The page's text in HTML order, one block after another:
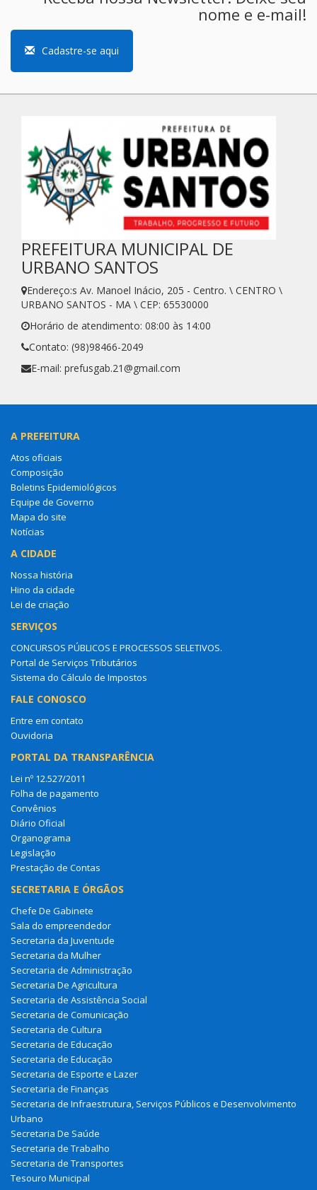
nome e e-mail!
Cadastre-se aqui
PREFEITURA MUNICIPAL DE
URBANO SANTOS
Endereço:s Av. Manoel Inácio, 205 - Centro. \ CENTRO \
URBANO SANTOS - MA \ CEP: 65530000
Horário de atendimento: 08:00 às 14:00
Contato: (98)98466-2049
E-mail: prefusgab.21@gmail.com
A PREFEITURA
Atos oficiais
Composição
Boletins Epidemiológicos
Equipe de Governo
Mapa do site
Notícias
A CIDADE
Nossa história
Hino da cidade
Lei de criação
SERVIÇOS
CONCURSOS PÚBLICOS E PROCESSOS SELETIVOS.
Portal de Serviços Tributários
Sistema do Cálculo de Impostos
FALE CONOSCO
Entre em contato
Ouvidoria
PORTAL DA TRANSPARÊNCIA
Lei nº 12.527/2011
Folha de pagamento
Convênios
Diário Oficial
Organograma
Legislação
Prestação de Contas
SECRETARIA E ÓRGÃOS
Chefe De Gabinete
Sala do empreendedor
Secretaria da Juventude
Secretaria da Mulher
Secretaria de Administração
Secretaria De Agricultura
Secretaria de Assistência Social
Secretaria de Comunicação
Secretaria de Cultura
Secretaria de Educação
Secretaria de Educação
Secretaria de Esporte e Lazer
Secretaria de Finanças
Secretaria de Infraestrutura, Serviços Públicos e Desenvolvimento
Urbano
Secretaria De Saúde
Secretaria de Trabalho
Secretaria de Transportes
Tesouro Municipal